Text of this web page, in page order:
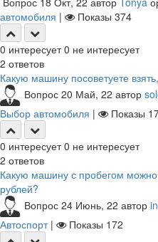
автомобиля | Показы 374
0 интересует 0 не интересует
2 ответов
Какую машину посоветуете
Вопрос 20 Май, 22 автор
Выбор автомобиля | Показы
0 интересует 0 не интересует
2 ответов
Какую машину с пробегом
рублей?
Вопрос 24 Июнь, 22 автор
Автоспорт | Показы 172